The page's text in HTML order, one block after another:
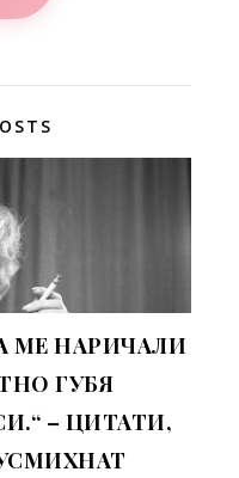
МЕ НАРИЧАЛИ
ГУБЯ
– ЦИТАТИ,